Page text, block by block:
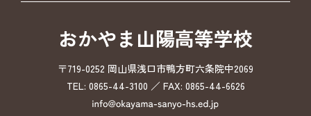
おかやま山陽高等学校
〒719-0252 岡山県浅口市鴨方町六条院中2069
TEL: 0865-44-3100 ／ FAX: 0865-44-6626